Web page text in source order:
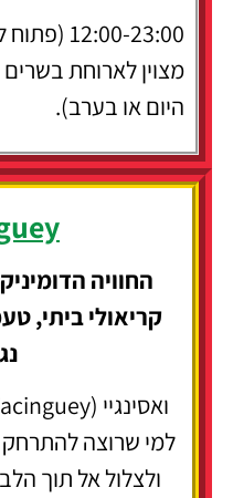
12:00-
מצוין לארוחת
היום או בערב).
החוויה
קריאולי ביתי,
למי שרוצה
ולצלול אל תוך